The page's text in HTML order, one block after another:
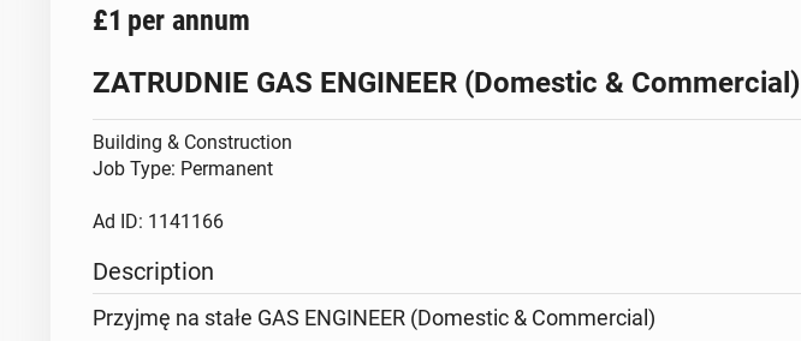
£1 per annum
ZATRUDNIE GAS ENGINEER (Domestic & Commercial)
Building & Construction
Job Type: Permanent
Ad ID: 1141166
Description
Przyjmę na stałe GAS ENGINEER (Domestic & Commercial)